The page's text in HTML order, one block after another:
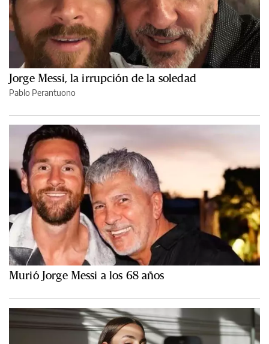
Jorge Messi, la irrupción de la soledad
Pablo Perantuono
Murió Jorge Messi a los 68 años